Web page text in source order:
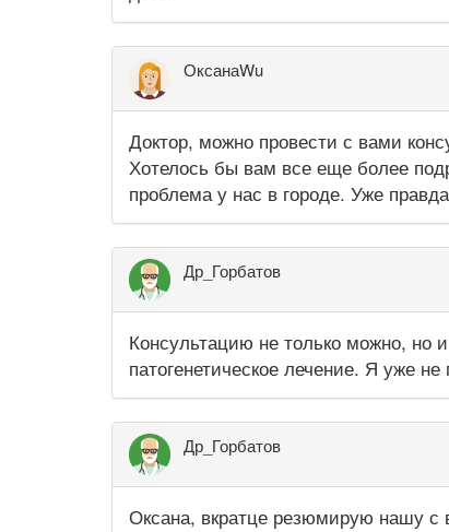
ОксанаWu
Доктор, можно провести с вами
Хотелось бы вам все еще более
проблема у нас в городе. Уже
Др_Горбатов
Консультацию не только можно, но
патогенетическое лечение. Я уже не
Др_Горбатов
Оксана, вкратце резюмирую нашу